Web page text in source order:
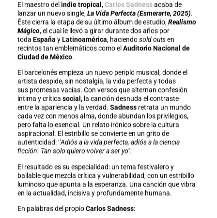
El maestro delindie tropical, Carlos Sadnessacaba de
lanzar un nuevo single, La Vida Perfecta (Esmerarte, 2025).
Éste cierra la etapa de su último álbum de estudio, Realismo
Mágico, el cual le llevó a girar durante dos años por
toda España yLatinoamérica, haciendosold outsen
recintos tan emblemáticos como elAuditorio Nacional de
Ciudad de México.
El barcelonés empieza un nuevo periplo musical, donde el
artista despide, sin nostalgia, la vida perfecta y todas
sus promesas vacías. Con versos que alternan confesión
íntima y crítica social,la canción desnuda el contraste
entre la apariencia y la verdad. Sadness retrata un mundo
cada vez con menos alma, donde abundan los privilegios,
pero falta lo esencial. Un relato irónico sobre la cultura
aspiracional. El estribillo se convierte en un grito de
autenticidad: ‘’Adiós a la vida perfecta, adiós a la ciencia
ficción. Tan solo quiero volver a ser yo’’.
El resultado es su especialidad: un tema festivalero y
bailable que mezcla crítica y vulnerabilidad, con un estribillo
luminoso que apunta a la esperanza. Una canción que vibra
en la actualidad, incisiva y profundamente humana.
En palabras del propioCarlos Sadness: